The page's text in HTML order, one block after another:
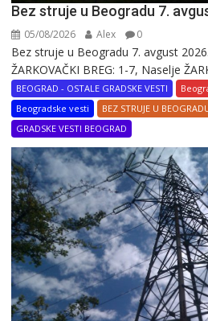
Bez struje u Beogradu 7.
05/08/2026 Alex 0
Bez struje u Beogradu 7. avgust
ŽARKOVAČKI BREG: 1-7, Naselje
BEOGRAD - OSTALE GRADSKE VESTI
Beogradske vesti
BEZ STRUJE U
GRADSKE VESTI BEOGRAD